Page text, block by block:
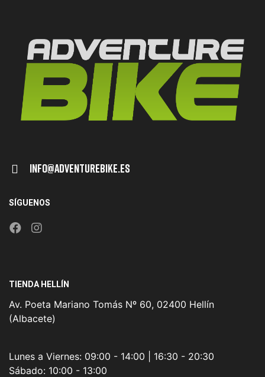
Info@adventurebike.es
SÍGUENOS
TIENDA HELLÍN
Av. Poeta Mariano Tomás Nº 60, 02400 Hellín
(Albacete)
Lunes a Viernes: 09:00 - 14:00 | 16:30 - 20:30
Sábado: 10:00 - 13:00